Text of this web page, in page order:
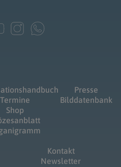
Termine
Shop
Presse
Bilddatenbank
Kontakt
Newsletter